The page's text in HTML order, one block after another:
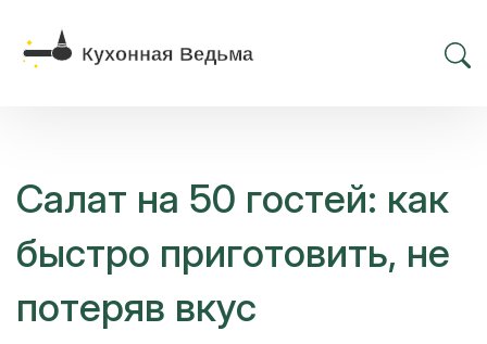
Салат на 50 гостей: как
быстро приготовить, не
потеряв вкус